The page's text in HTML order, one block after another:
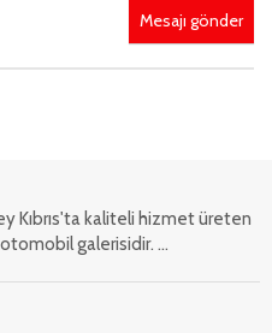
Mesajı gönder
Kıbrıs'ta kaliteli hizmet üreten
galerisidir. ...